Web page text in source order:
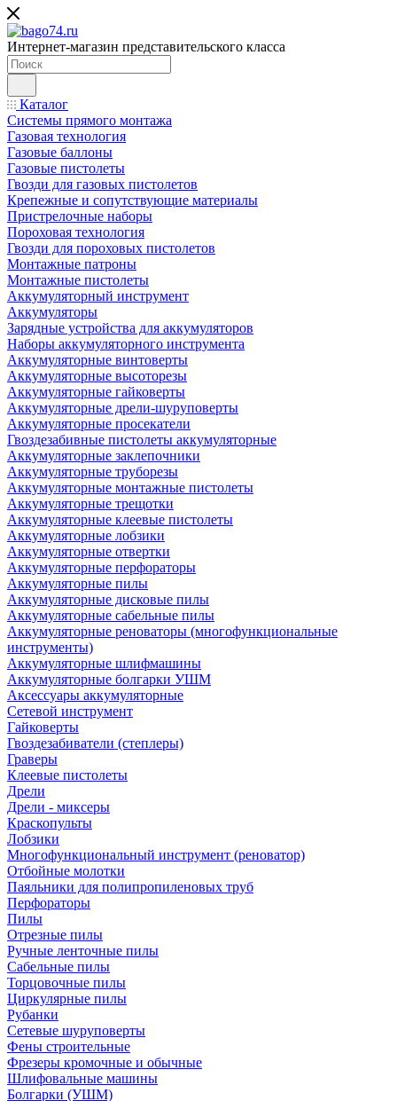
Интернет-магазин представительского класса
Каталог
Системы прямого монтажа
Газовая технология
Газовые баллоны
Газовые пистолеты
Гвозди для газовых пистолетов
Крепежные и сопутствующие материалы
Пристрелочные наборы
Пороховая технология
Гвозди для пороховых пистолетов
Монтажные патроны
Монтажные пистолеты
Аккумуляторный инструмент
Аккумуляторы
Зарядные устройства для аккумуляторов
Наборы аккумуляторного инструмента
Аккумуляторные винтоверты
Аккумуляторные высоторезы
Аккумуляторные гайковерты
Аккумуляторные дрели-шуруповерты
Аккумуляторные просекатели
Гвоздезабивные пистолеты аккумуляторные
Аккумуляторные заклепочники
Аккумуляторные труборезы
Аккумуляторные монтажные пистолеты
Аккумуляторные трещотки
Аккумуляторные клеевые пистолеты
Аккумуляторные лобзики
Аккумуляторные отвертки
Аккумуляторные перфораторы
Аккумуляторные пилы
Аккумуляторные дисковые пилы
Аккумуляторные сабельные пилы
Аккумуляторные реноваторы (многофункциональные
инструменты)
Аккумуляторные шлифмашины
Аккумуляторные болгарки УШМ
Аксессуары аккумуляторные
Сетевой инструмент
Гайковерты
Гвоздезабиватели (степлеры)
Граверы
Клеевые пистолеты
Дрели
Дрели - миксеры
Краскопульты
Лобзики
Многофункциональный инструмент (реноватор)
Отбойные молотки
Паяльники для полипропиленовых труб
Перфораторы
Пилы
Отрезные пилы
Ручные ленточные пилы
Сабельные пилы
Торцовочные пилы
Циркулярные пилы
Рубанки
Сетевые шуруповерты
Фены строительные
Фрезеры кромочные и обычные
Шлифовальные машины
Болгарки (УШМ)